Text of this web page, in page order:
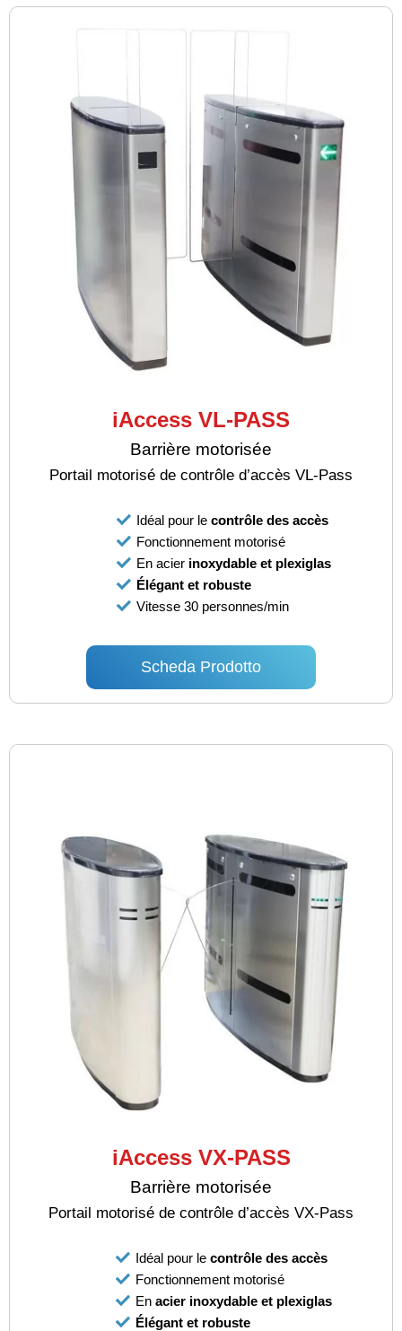
iAccess VL-PASS
Barrière motorisée
Portail motorisé de contrôle d’accès VL-Pass
Idéal pour le contrôle des accès
Fonctionnement motorisé
En acier inoxydable et plexiglas
Élégant et robuste
Vitesse 30 personnes/min
Scheda Prodotto
iAccess VX-PASS
Barrière motorisée
Portail motorisé de contrôle d’accès VX-Pass
Idéal pour le contrôle des accès
Fonctionnement motorisé
En acier inoxydable et plexiglas
Élégant et robuste